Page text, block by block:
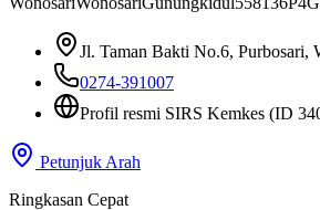
Jl. Taman Bakti No.6, Purbosari,
0274-391007
Profil resmi SIRS Kemkes (ID
Petunjuk Arah
Ringkasan Cepat